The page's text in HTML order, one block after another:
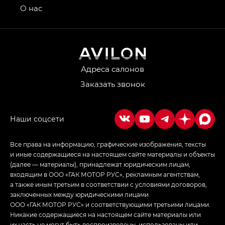
привод — GB AWD, Джи Эль Полный привод —
Джи Ти — GT, Джи Икс — GX,
Джи Икс ПРЕМИУМ — GX PREMIUM, ЛАУНЖ —
Empow — Эмпау (Empow) в комплектации
в спортивном стиле — GL(S-Style)
Адреса салонов
Заказать звонок
О нас
Все права на информацию, графические изображения, тексты
и иные содержащиеся на настоящем сайте материалы и объекты
(далее — материалы), принадлежат юридическим лицам,
входящим в ООО «ГАК МОТОР РУС», рекламным агентствам,
а также иным третьим в соответствии с условиями договоров,
заключенных между юридическими лицами
ООО «ГАК МОТОР РУС» и соответствующими третьими лицами.
Никакие содержащиеся на настоящем сайте материалы или